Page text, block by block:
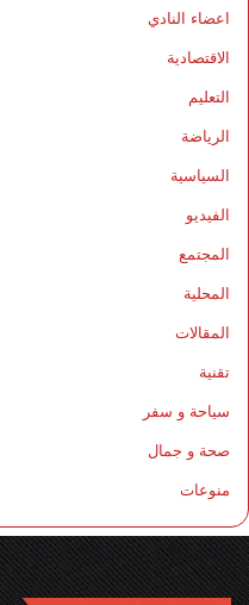
اعضاء النادي
الاقتصادية
التعليم
الرياضة
السياسية
الفيديو
المجتمع
المحلية
المقالات
تقنية
سياحة و سفر
صحة و جمال
منوعات